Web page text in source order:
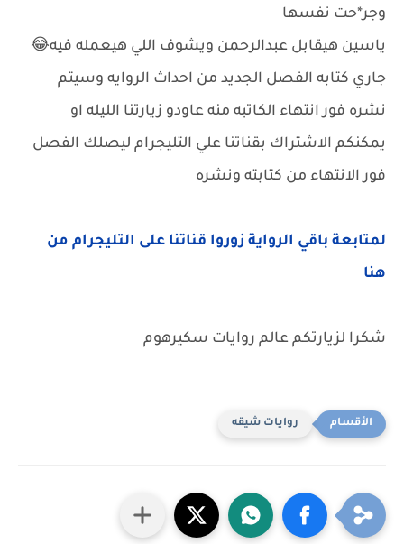
وجر*حت نفسها
ياسين هيقابل عبدالرحمن ويشوف اللي هيعمله فيه😂
جاري كتابه الفصل الجديد من احداث الروايه وسيتم
نشره فور انتهاء الكاتبه منه عاودو زيارتنا الليله او
يمكنكم الاشتراك بقناتنا علي التليجرام ليصلك الفصل
فور الانتهاء من كتابته ونشره
لمتابعة باقي الرواية زوروا قناتنا على التليجرام من
هنا
شكرا لزيارتكم عالم روايات سكيرهوم
روايات شيقه